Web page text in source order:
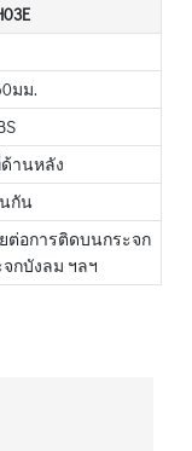
มม.
ด้านหลัง
กัน
ต่อการติดบนกระจก
กบังลม ฯลฯ